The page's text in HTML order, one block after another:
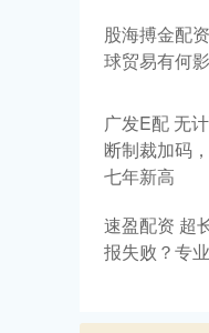
股海搏金配
球贸易有何
广发E配 无
断制裁加码
七年新高
速盈配资 超
报失败？专